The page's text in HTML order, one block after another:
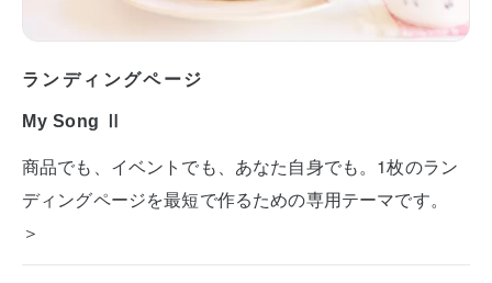
ランディングページ
My Song Ⅱ
商品でも、イベントでも、あなた自身でも。1枚のラン
ディングページを最短で作るための専用テーマです。
＞